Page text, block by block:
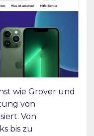
wie Grover und
von
Von
bis zu